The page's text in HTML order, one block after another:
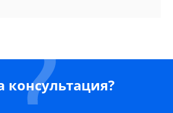
консультация?